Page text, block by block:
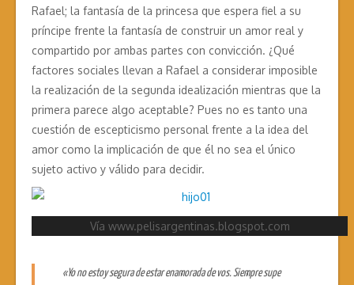
Rafael; la fantasía de la princesa que espera fiel a su
príncipe frente la fantasía de construir un amor real y
compartido por ambas partes con convicción. ¿Qué
factores sociales llevan a Rafael a considerar imposible
la realización de la segunda idealización mientras que la
primera parece algo aceptable? Pues no es tanto una
cuestión de escepticismo personal frente a la idea del
amor como la implicación de que él no sea el único
sujeto activo y válido para decidir.
Vía www.pelisargentinas.blogspot.com
«Yo no estoy segura de estar enamorada de vos. Siempre supe